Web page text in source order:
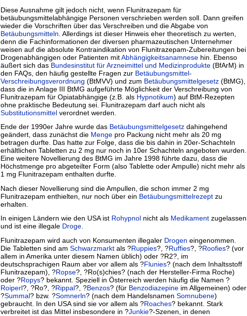
Diese Ausnahme gilt jedoch nicht, wenn Flunitrazepam für
betäubungsmittelabhängige Personen verschrieben werden soll. Dann greifen
wieder die Vorschriften über das Verschreiben und die Abgabe von
Betäubungsmitteln . Allerdings ist dieser Hinweis eher theoretisch zu werten,
denn die Fachinformationen der diversen pharmazeutischen Unternehmer
weisen auf die absolute Kontraindikation von Flunitrazepam-Zubereitungen bei
Drogenabhängigen oder Patienten mitAbhängigkeitsanamnese hin. Ebenso
äußert sich das Bundesinstitut für Arzneimittel und Medizinprodukte (BfArM) in
den FAQs, den häufig gestellte Fragen zur Betäubungsmittel-
Verschreibungsverordnung (BtMVV) und zum Betäubungsmittelgesetz (BtMG),
dass die in Anlage III BtMG aufgeführte Möglichkeit der Verschreibung von
Flunitrazepam für Opiatabhängige (z.B. als Hypnotikum) auf BtM-Rezepten
ohne praktische Bedeutung sei. Flunitrazepam darf auch nicht als
Substitutionsmittel verordnet werden.
Ende der 1990er Jahre wurde das Betäubungsmittelgesetz dahingehend
geändert, dass zunächst die Menge pro Packung nicht mehr als 20 mg
betragen durfte. Das hatte zur Folge, dass die bis dahin in 20er-Schachteln
erhältlichen Tabletten zu 2 mg nur noch in 10er Schachteln angeboten wurden.
Eine weitere Novellierung des BtMG im Jahre 1998 führte dazu, dass die
Höchstmenge pro abgeteilter Form (also Tablette oder Ampulle) nicht mehr als
1 mg Flunitrazepam enthalten durfte.
Nach dieser Novellierung sind die Ampullen, die schon immer 2 mg
Flunitrazepam enthielten, nur noch über ein Betäubungsmittelrezept zu
erhalten.
In einigen Ländern wie den USA ist Rohypnol nicht als Medikament zugelassen
und ist eine illegale Droge.
Flunitrazepam wird auch von Konsumenten illegaler Drogen eingenommen.
Die Tabletten sind am Schwarzmarkt als ?Ruppies?, ?Ruffies?, ?Roofies? (vor
allem in Amerika unter diesem Namen üblich) oder ?R2?, im
deutschsprachigen Raum aber vor allem als ?Flunies? (nach dem Inhaltsstoff
Flunitrazepam), ?Ropse?, ?Ro(s)chies? (nach der Hersteller-Firma Roche)
oder ?Ropys? bekannt. Speziell in Österreich werden häufig die Namen ?
Roiperl?, ?Ro?, ?Rippal?, ?Benzos? (für Benzodiazepine im Allgemeinen) oder
?Summal? bzw. ?Somnerln? (nach dem Handelsnamen Somnubene)
gebraucht. In den USA sind sie vor allem als ?Roaches? bekannt. Stark
verbreitet ist das Mittel insbesondere in ?Junkie?-Szenen, in denen